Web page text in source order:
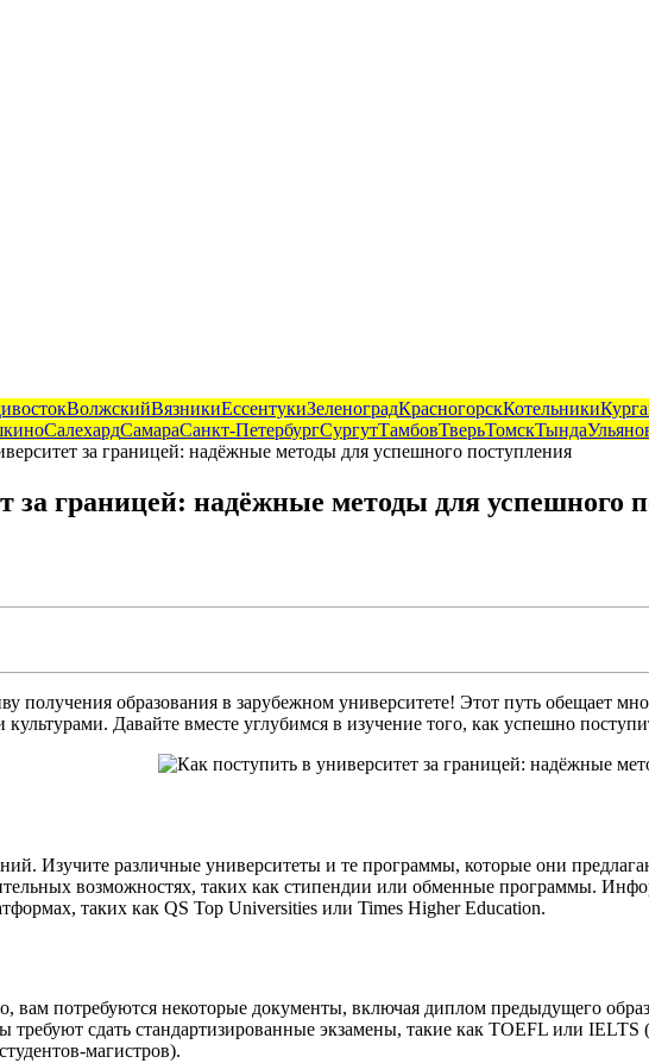
ВолжскийВязникиЕссентукиЗеленоградКрасногорскКотельники
СалехардСамараСанкт-ПетербургСургутТамбовТверьТомскТында
за границей: надёжные методы для успешного поступления
за границей: надёжные методы для успешного
получения образования в зарубежном университете! Этот путь обещает
Давайте вместе углубимся в изучение того, как успешно
Изучите различные университеты и те программы, которые они
возможностях, таких как стипендии или обменные программы.
таких как QS Top Universities или Times Higher Education.
вам потребуются некоторые документы, включая диплом предыдущего
сдать стандартизированные экзамены, такие как TOEFL или
магистров).